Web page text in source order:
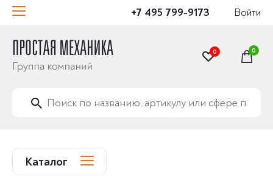
+7 495 799-9173 Войти
0 0
Каталог